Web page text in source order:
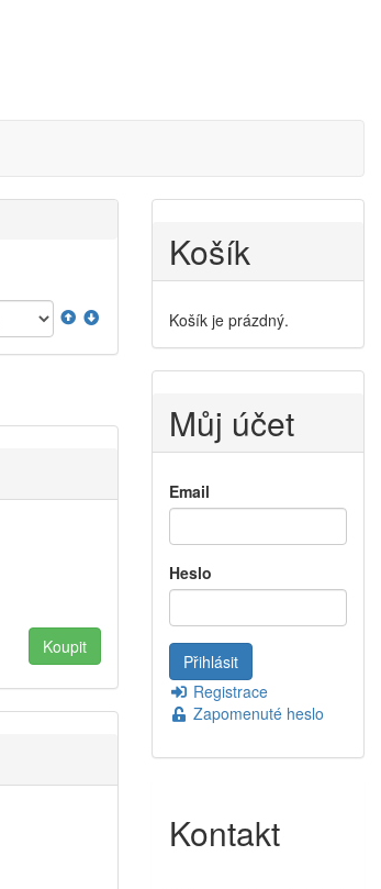
Košík
Košík je prázdný.
Můj účet
Email
Heslo
Registrace
Zapomenuté heslo
Kontakt